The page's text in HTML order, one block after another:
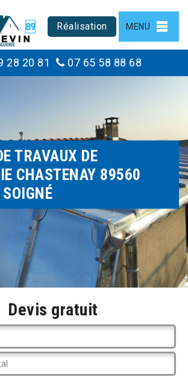
Réalisation MENU
28 20 81 07 65 58 88 68
TRAVAUX DE
CHASTENAY 89560
Devis gratuit